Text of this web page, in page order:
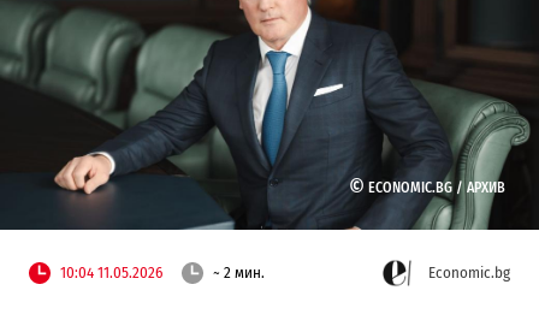
© ECONOMIC.BG /АРХИВ
10:04 11.05.2026 ~ 2 мин. Economic.bg